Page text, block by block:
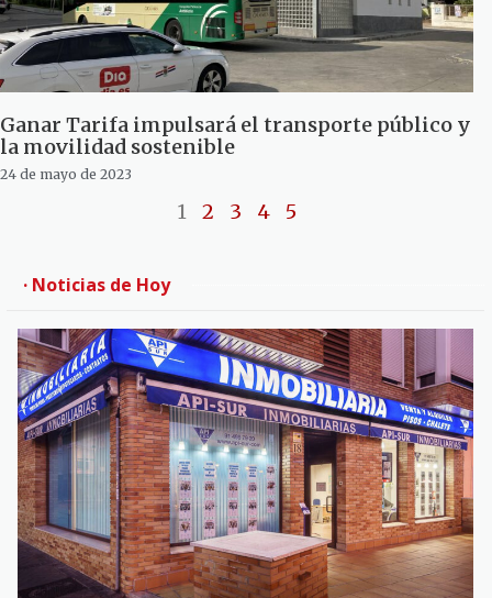
Ganar Tarifa impulsará el transporte público y
la movilidad sostenible
24 de mayo de 2023
1 2 3 4 5
· Noticias de Hoy